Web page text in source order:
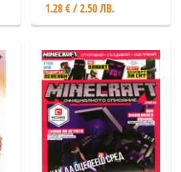
1.28 € / 2.50 ЛВ.